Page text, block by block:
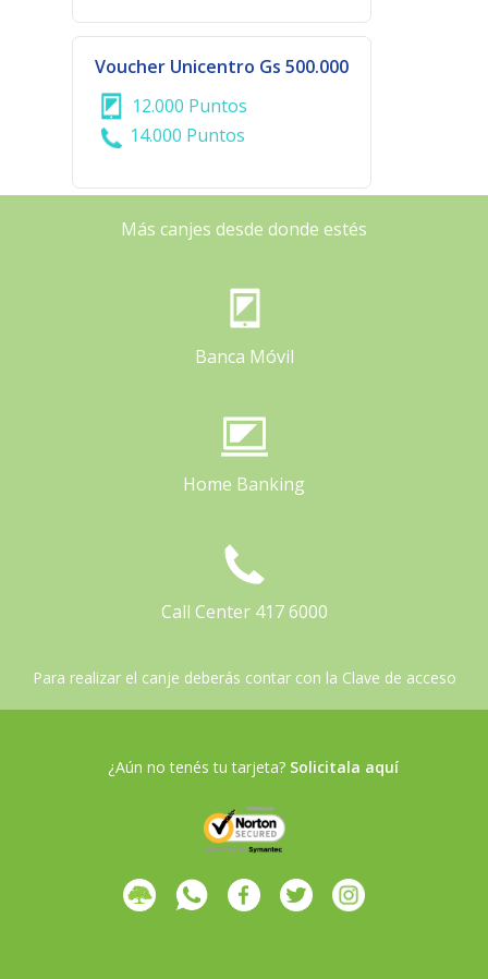
Voucher Unicentro Gs 500.000
12.000 Puntos
14.000 Puntos
Más canjes desde donde estés
Banca Móvil
Home Banking
Call Center 417 6000
Para realizar el canje deberás contar con la Clave de acceso
¿Aún no tenés tu tarjeta? Solicitala aquí